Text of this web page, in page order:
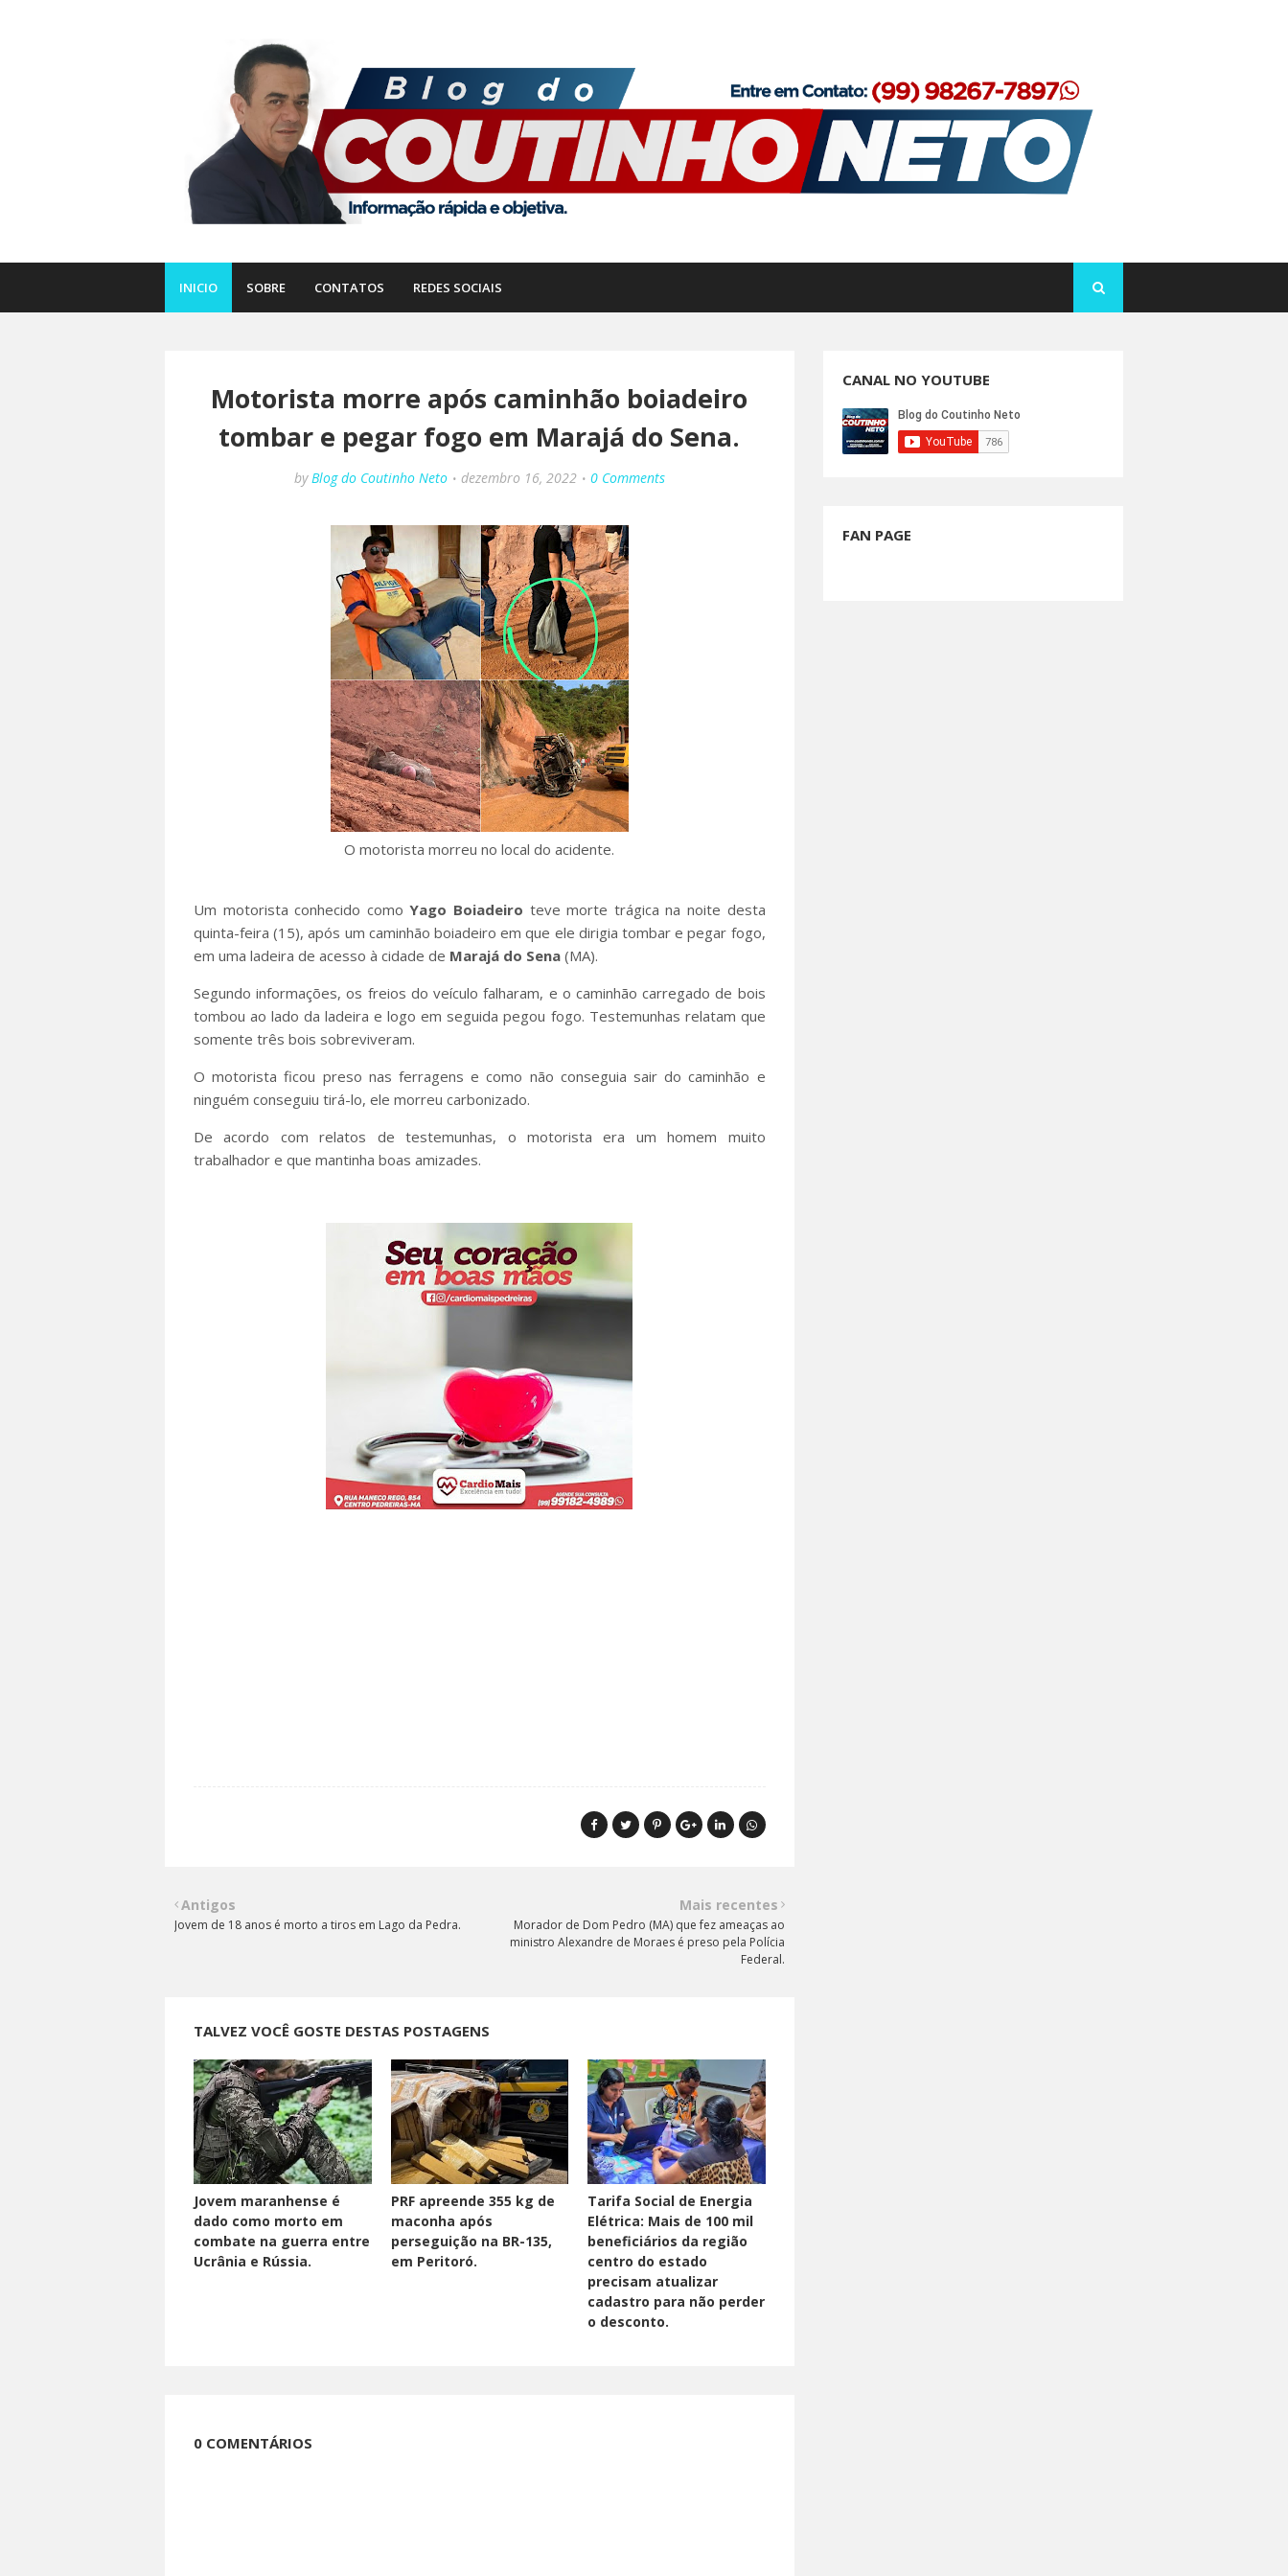
INICIO SOBRE CONTATOS REDES SOCIAIS
Motorista morre após caminhão boiadeiro
tombar e pegar fogo em Marajá do Sena.
by Blog do Coutinho Neto dezembro 16, 2022 0 Comments
O motorista morreu no local do acidente.
Um motorista conhecido comoYago Boiadeiro teve morte trágica na noite desta
quinta-feira (15), após um caminhão boiadeiro em que ele dirigia tombar e pegar fogo,
em uma ladeira de acesso à cidade de Marajá do Sena (MA).
Segundo informações, os freios do veículo falharam, e o caminhão carregado de bois
tombou ao lado da ladeira e logo em seguida pegou fogo. Testemunhas relatam que
somente três bois sobreviveram.
O motorista ficou preso nas ferragens e como não conseguia sair do caminhão e
ninguém conseguiu tirá-lo, ele morreu carbonizado.
De acordo com relatos de testemunhas, o motorista era um homem muito
trabalhador e que mantinha boas amizades.
Mais recentes
Morador de Dom Pedro (MA) que fez ameaças ao
ministro Alexandre de Moraes é preso pela Polícia
Federal.
Antigos
Jovem de 18 anos é morto a tiros em Lago da Pedra.
TALVEZ VOCÊ GOSTE DESTAS POSTAGENS
Jovem maranhense é
dado como morto em
combate na guerra entre
Ucrânia e Rússia.
PRF apreende 355 kg de
maconha após
perseguição na BR-135,
em Peritoró.
Tarifa Social de Energia
Elétrica: Mais de 100 mil
beneficiários da região
centro do estado
precisam atualizar
cadastro para não perder
o desconto.
0 COMENTÁRIOS
CANAL NO YOUTUBE
FAN PAGE